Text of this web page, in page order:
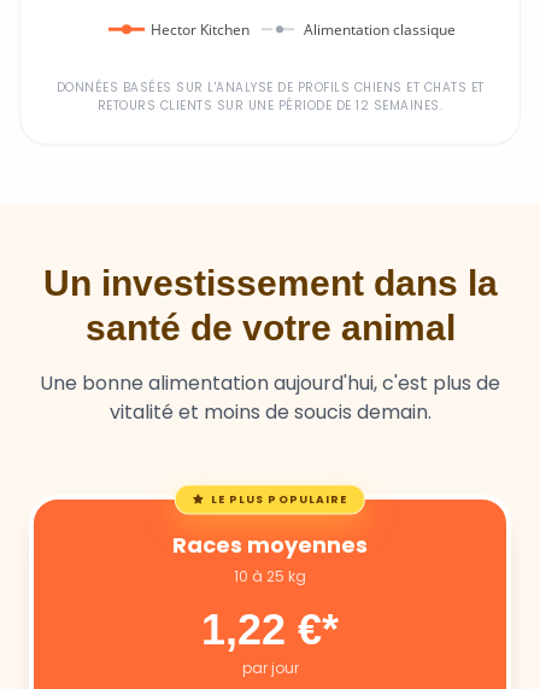
Hector Kitchen Alimentation classique
DONNÉES BASÉES SUR L'ANALYSE DE PROFILS CHIENS ET CHATS ET
RETOURS CLIENTS SUR UNE PÉRIODE DE 12 SEMAINES.
Un investissement dans la
santé de votre animal
Une bonne alimentation aujourd'hui, c'est plus de
vitalité et moins de soucis demain.
LE PLUS POPULAIRE
Races moyennes
10 à 25 kg
1,22 €*
par jour